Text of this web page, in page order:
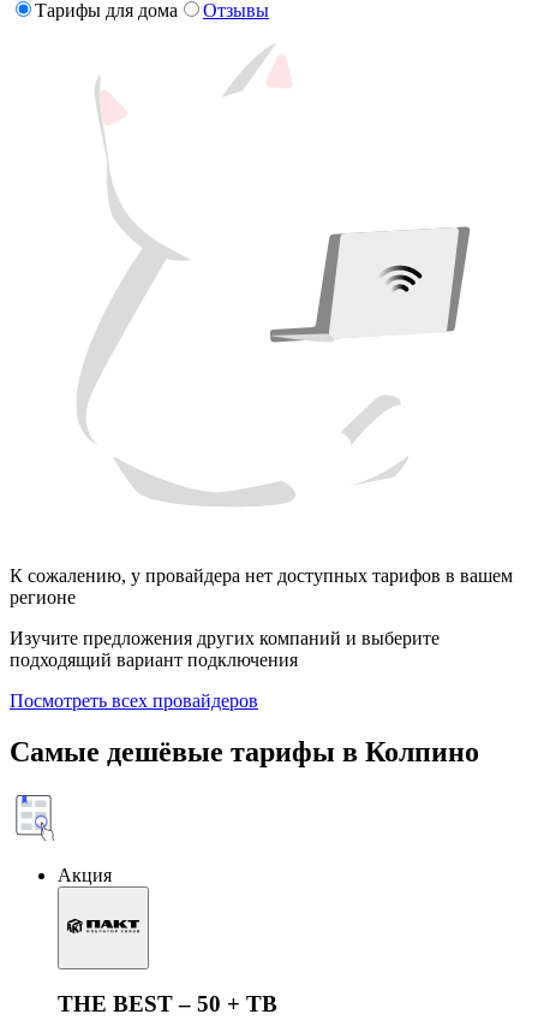
Тарифы для дома Отзывы
К сожалению, у провайдера нет доступных тарифов в вашем
регионе
Изучите предложения других компаний и выберите
подходящий вариант подключения
Посмотреть всех провайдеров
Самые дешёвые тарифы в Колпино
Акция
THE BEST – 50 + ТВ